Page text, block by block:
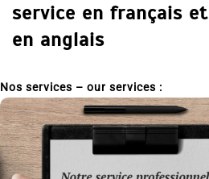
service en français et
en anglais
Nos services – our services :